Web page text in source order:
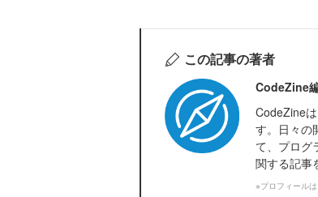
この記事の著者
CodeZine
CodeZine
す。日々の
て、プログ
関する記事
※プロフィール